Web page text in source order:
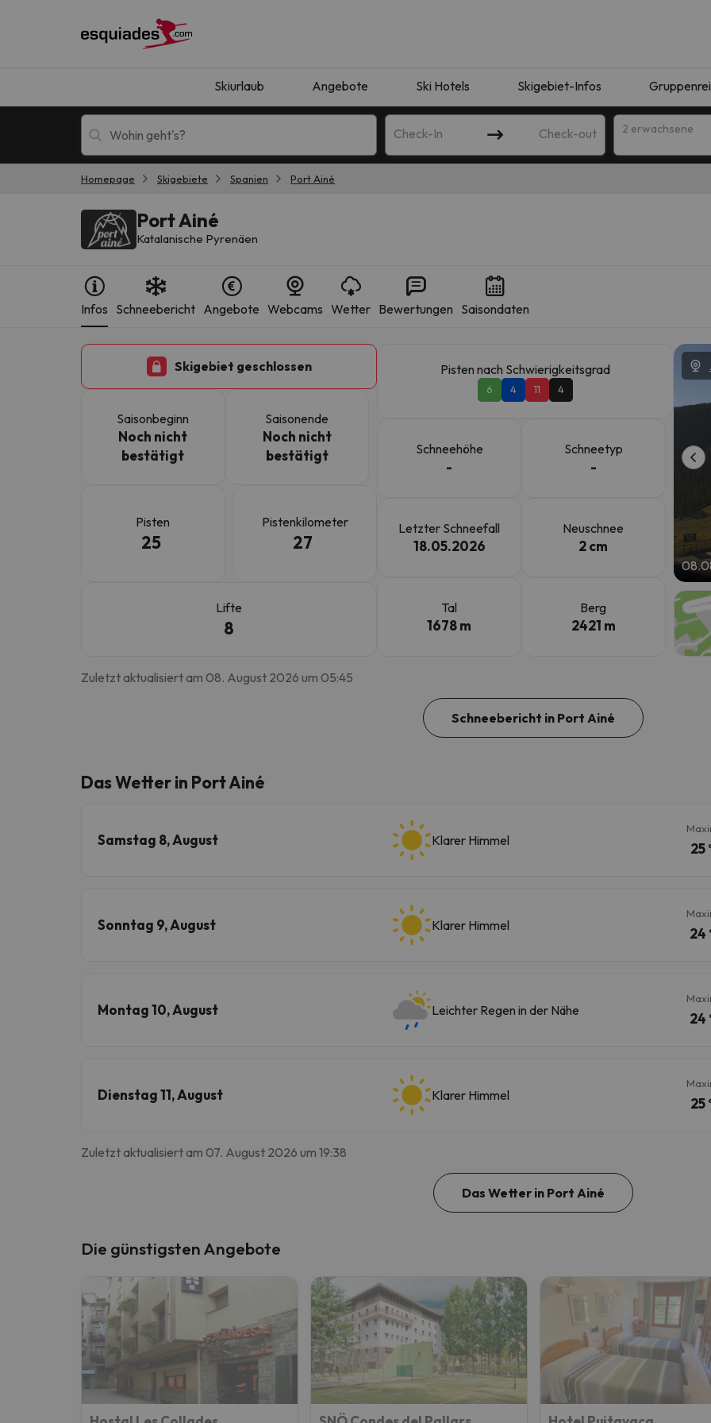
Skiurlaub Angebote Ski Hotels Skigebiet-Infos
Check-In Check-out 2 erwachsene
Es sieht so aus, als hätte sich unser Sucher verirrt. Sobald er seinen Kompass gefunden hat, wird er zurück sein.
Homepage Skigebiete Spanien Port Ainé
Port Ainé
Katalanische Pyrenäen
Infos Schneebericht Angebote Webcams Wetter Bewertungen Saisondaten
Skigebiet geschlossen
Saisonbeginn
Noch nicht
bestätigt
Saisonende
Noch nicht
bestätigt
Pisten
25
Pistenkilometer
27
Lifte
8
Pisten nach Schwierigkeitsgrad
6 4 11 4
Schneehöhe
-
Schneetyp
-
Letzter Schneefall
18.05.2026
Neuschnee
2 cm
Tal
1678 m
Berg
2421 m
Zuletzt aktualisiert am 08. August 2026 um 05:45
Schneebericht in Port Ainé
Das Wetter in Port Ainé
Samstag 8, August Klarer Himmel
25
Sonntag 9, August Klarer Himmel
24
Montag 10, August Leichter Regen in der Nähe
24
Dienstag 11, August Klarer Himmel
25
Zuletzt aktualisiert am 07. August 2026 um 19:38
Das Wetter in Port Ainé
Die günstigsten Angebote